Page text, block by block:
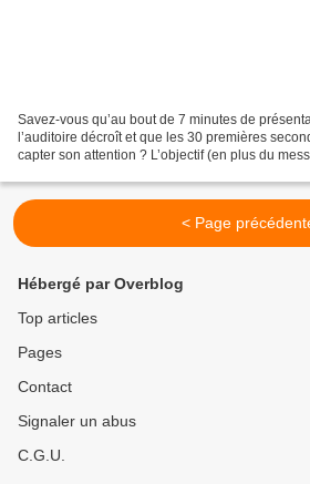
Savez-vous qu’au bout de 7 minutes de
l’auditoire décroît et que les 30 premières
capter son attention ? L’objectif (en plus du
< Page
Hébergé par Overblog
Top articles
Pages
Contact
Signaler un abus
C.G.U.